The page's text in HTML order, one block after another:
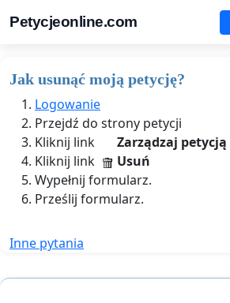
Petycjeonline.com
Jak usunąć moją petycję?
Logowanie
Przejdź do strony petycji
Kliknij link
Zarządzaj petycją
Kliknij link
Usuń
Wypełnij formularz.
Prześlij formularz.
Inne pytania